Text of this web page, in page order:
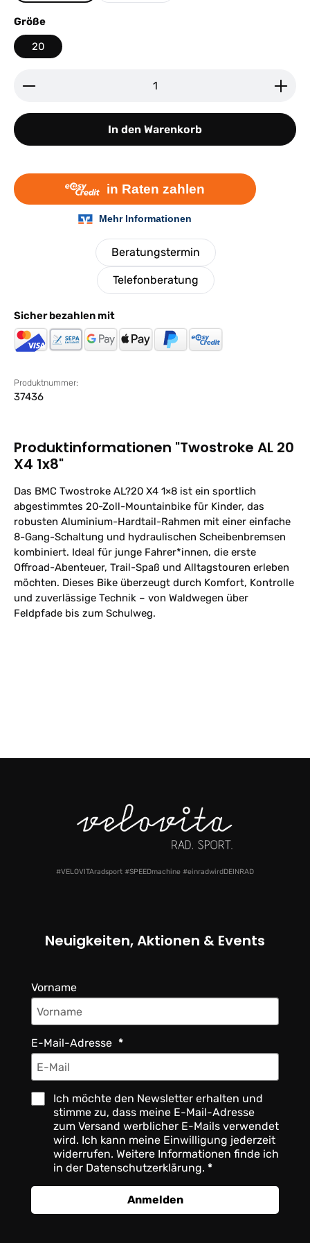
Größeauswählen
20
Produkt Anzahl: Gib den gewünschten Wert ein
In den Warenkorb
Beratungstermin
Telefonberatung
Sicher bezahlen mit
Produktnummer:
37436
Produktinformationen "Twostroke AL 20
X4 1x8"
Das BMC Twostroke AL?20 X4 1×8 ist ein sportlich
abgestimmtes 20-Zoll-Mountainbike für Kinder, das
robusten Aluminium-Hardtail-Rahmen mit einer einfache
8-Gang-Schaltung und hydraulischen Scheibenbremsen
kombiniert. Ideal für junge Fahrer*innen, die erste
Offroad-Abenteuer, Trail-Spaß und Alltagstouren erleben
möchten. Dieses Bike überzeugt durch Komfort, Kontrolle
und zuverlässige Technik – von Waldwegen über
Feldpfade bis zum Schulweg.
#VELOVITAradsport #SPEEDmachine #einradwirdDEINRAD
Neuigkeiten, Aktionen & Events
Vorname
E-Mail-Adresse
Ich möchte den Newsletter erhalten und
stimme zu, dass meine E-Mail-Adresse
zum Versand werblicher E-Mails verwendet
wird. Ich kann meine Einwilligung jederzeit
widerrufen. Weitere Informationen finde ich
in der Datenschutzerklärung.
Anmelden